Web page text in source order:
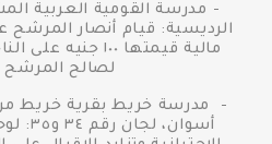
- مدرسة القومية العربية
الرديسية: قيام أنصار المرشح
مالية قيمتها ١٠٠
لصالح المرشح
- مدرسة خريط بقرية خريط
أسوان،